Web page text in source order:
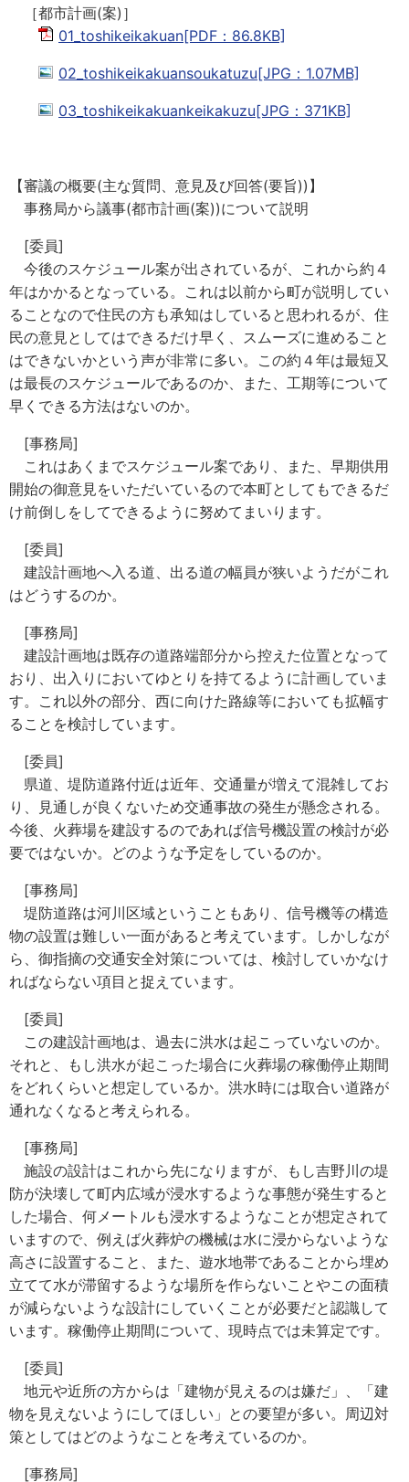
［都市計画(案)］
01_toshikeikakuan[PDF：86.8KB]
02_toshikeikakuansoukatuzu[JPG：1.07MB]
03_toshikeikakuankeikakuzu[JPG：371KB]
【審議の概要(主な質問、意見及び回答(要旨))】
事務局から議事(都市計画(案))について説明
[委員]
今後のスケジュール案が出されているが、これから約４
年はかかるとなっている。これは以前から町が説明してい
ることなので住民の方も承知はしていると思われるが、住
民の意見としてはできるだけ早く、スムーズに進めること
はできないかという声が非常に多い。この約４年は最短又
は最長のスケジュールであるのか、また、工期等について
早くできる方法はないのか。
[事務局]
これはあくまでスケジュール案であり、また、早期供用
開始の御意見をいただいているので本町としてもできるだ
け前倒しをしてできるように努めてまいります。
[委員]
建設計画地へ入る道、出る道の幅員が狭いようだがこれ
はどうするのか。
[事務局]
建設計画地は既存の道路端部分から控えた位置となって
おり、出入りにおいてゆとりを持てるように計画していま
す。これ以外の部分、西に向けた路線等においても拡幅す
ることを検討しています。
[委員]
県道、堤防道路付近は近年、交通量が増えて混雑してお
り、見通しが良くないため交通事故の発生が懸念される。
今後、火葬場を建設するのであれば信号機設置の検討が必
要ではないか。どのような予定をしているのか。
[事務局]
堤防道路は河川区域ということもあり、信号機等の構造
物の設置は難しい一面があると考えています。しかしなが
ら、御指摘の交通安全対策については、検討していかなけ
ればならない項目と捉えています。
[委員]
この建設計画地は、過去に洪水は起こっていないのか。
それと、もし洪水が起こった場合に火葬場の稼働停止期間
をどれくらいと想定しているか。洪水時には取合い道路が
通れなくなると考えられる。
[事務局]
施設の設計はこれから先になりますが、もし吉野川の堤
防が決壊して町内広域が浸水するような事態が発生すると
した場合、何メートルも浸水するようなことが想定されて
いますので、例えば火葬炉の機械は水に浸からないような
高さに設置すること、また、遊水地帯であることから埋め
立てて水が滞留するような場所を作らないことやこの面積
が減らないような設計にしていくことが必要だと認識して
います。稼働停止期間について、現時点では未算定です。
[委員]
地元や近所の方からは「建物が見えるのは嫌だ」、「建
物を見えないようにしてほしい」との要望が多い。周辺対
策としてはどのようなことを考えているのか。
[事務局]